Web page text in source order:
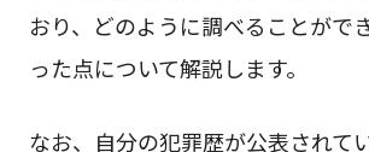
おり、どのように調べることがで
った点について解説します。
なお、自分の犯罪歴が公表されて